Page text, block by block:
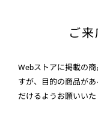
ご
Webストアに掲載の
すが、目的の商品が
だけるようお願いいた